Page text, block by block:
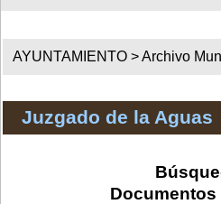
AYUNTAMIENTO >Archivo
Juzgado de la Aguas
Documentos